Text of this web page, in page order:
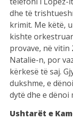
dhe të
krimit. Me këtë,
kishte
provave, në vitin
Natalie-n, por
kërkesë të saj.
dukshme, e
dytë dhe e dënoi
Ushtarët e